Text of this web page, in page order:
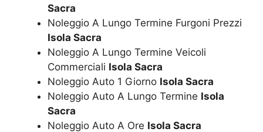
Sacra
Noleggio A Lungo Termine Furgoni Prezzi
Isola Sacra
Noleggio A Lungo Termine Veicoli
Commerciali Isola Sacra
Noleggio Auto 1 Giorno Isola Sacra
Noleggio Auto A Lungo Termine Isola
Sacra
Noleggio Auto A Ore Isola Sacra